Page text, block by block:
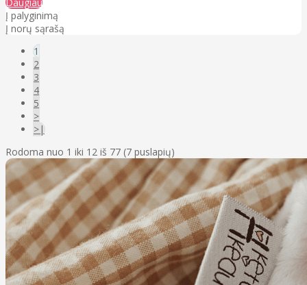
Į palyginimą
Į norų sąrašą
1
2
3
4
5
>
>|
Rodoma nuo 1 iki 12 iš 77 (7 puslapių)